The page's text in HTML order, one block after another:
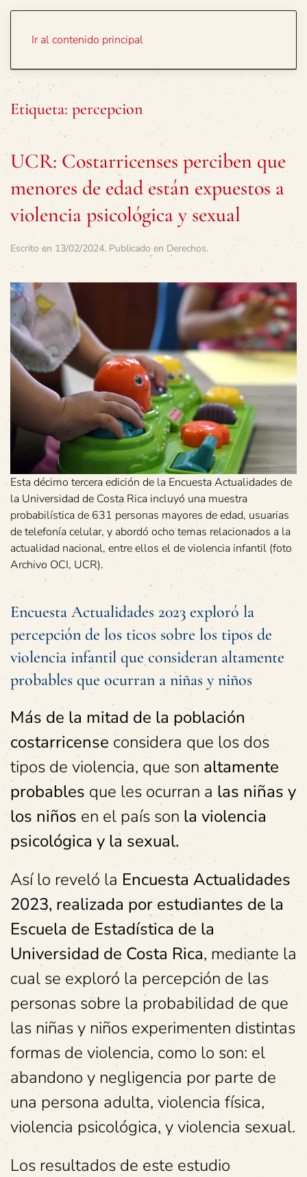
Ir al contenido principal
Etiqueta: percepcion
UCR: Costarricenses perciben que
menores de edad están expuestos a
violencia psicológica y sexual
Escrito en 13/02/2024. Publicado en Derechos.
Esta décimo tercera edición de la Encuesta Actualidades de
la Universidad de Costa Rica incluyó una muestra
probabilística de 631 personas mayores de edad, usuarias
de telefonía celular, y abordó ocho temas relacionados a la
actualidad nacional, entre ellos el de violencia infantil (foto
Archivo OCI, UCR).
Encuesta Actualidades 2023 exploró la
percepción de los ticos sobre los tipos de
violencia infantil que consideran altamente
probables que ocurran a niñas y niños
Más de la mitad de la población
costarricense considera que los dos
tipos de violencia, que son altamente
probables que les ocurran a las niñas y
los niños en el país son la violencia
psicológica y la sexual.
Así lo reveló la Encuesta Actualidades
2023, realizada por estudiantes de la
Escuela de Estadística de la
Universidad de Costa Rica, mediante la
cual se exploró la percepción de las
personas sobre la probabilidad de que
las niñas y niños experimenten distintas
formas de violencia, como lo son: el
abandono y negligencia por parte de
una persona adulta, violencia física,
violencia psicológica, y violencia sexual.
Los resultados de este estudio